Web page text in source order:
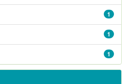
1
1
1